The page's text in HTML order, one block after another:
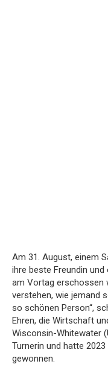
Am 31. August, einem
ihre beste Freundin und
am Vortag erschossen
verstehen, wie jemand
so schönen Person“,
Ehren, die Wirtschaft
Wisconsin-Whitewater
Turnerin und hatte
gewonnen.